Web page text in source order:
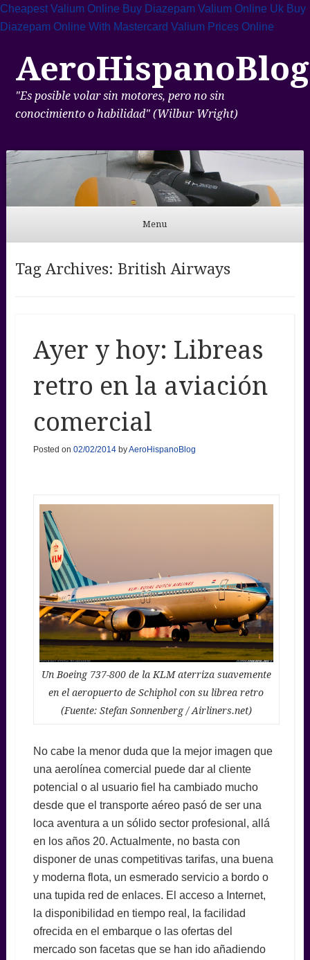
Cheapest Valium Online Buy Diazepam Valium Online Uk Buy
Diazepam Online With Mastercard Valium Prices Online
AeroHispanoBlog
"Es posible volar sin motores, pero no sin
conocimiento o habilidad" (Wilbur Wright)
Menu
Tag Archives: British Airways
Ayer y hoy: Libreas
retro en la aviación
comercial
Posted on 02/02/2014byAeroHispanoBlog
Un Boeing 737-800 de la KLM aterriza suavemente
en el aeropuerto de Schiphol con su librea retro
(Fuente: Stefan Sonnenberg / Airliners.net)
No cabe la menor duda que la mejor imagen que
una aerolínea comercial puede dar al cliente
potencial o al usuario fiel ha cambiado mucho
desde que el transporte aéreo pasó de ser una
loca aventura a un sólido sector profesional, allá
en los años 20. Actualmente, no basta con
disponer de unas competitivas tarifas, una buena
y moderna flota, un esmerado servicio a bordo o
una tupida red de enlaces. El acceso a Internet,
la disponibilidad en tiempo real, la facilidad
ofrecida en el embarque o las ofertas del
mercado son facetas que se han ido añadiendo